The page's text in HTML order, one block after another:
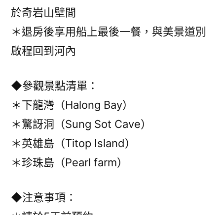
於奇岩山壁間
＊退房後享用船上最後一餐，與美景道別
啟程回到河內
◆參觀景點清單：
＊下龍灣（Halong Bay）
＊驚訝洞（Sung Sot Cave）
＊英雄島（Titop Island）
＊珍珠島（Pearl farm）
◆注意事項：